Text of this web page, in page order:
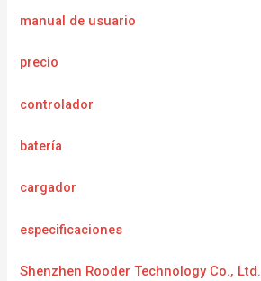
manual de usuario
precio
controlador
batería
cargador
especificaciones
Shenzhen Rooder Technology Co., Ltd.